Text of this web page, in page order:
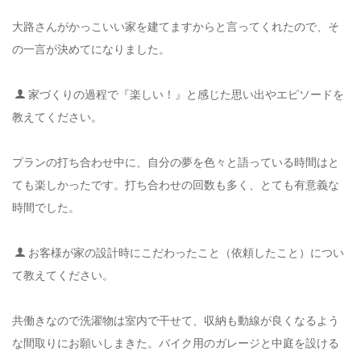
大路さんがかっこいい家を建てますからと言ってくれたので、そ
の一言が決めてになりました。
家づくりの過程で『楽しい！』と感じた思い出やエピソードを
教えてください。
プランの打ち合わせ中に、自分の夢を色々と語っている時間はと
ても楽しかったです。打ち合わせの回数も多く、とても有意義な
時間でした。
お客様が家の設計時にこだわったこと（依頼したこと）につい
て教えてください。
共働きなので洗濯物は室内で干せて、収納も動線が良くなるよう
な間取りにお願いしまきた。バイク用のガレージと中庭を設ける